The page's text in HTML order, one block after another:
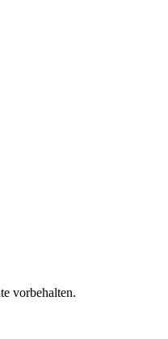
vorbehalten.